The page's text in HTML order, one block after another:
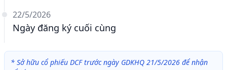
22/5/2026
Ngày đăng ký cuối cùng
* Sở hữu cổ phiếu DCF trước ngày GDKHQ 21/5/2026 để nhận